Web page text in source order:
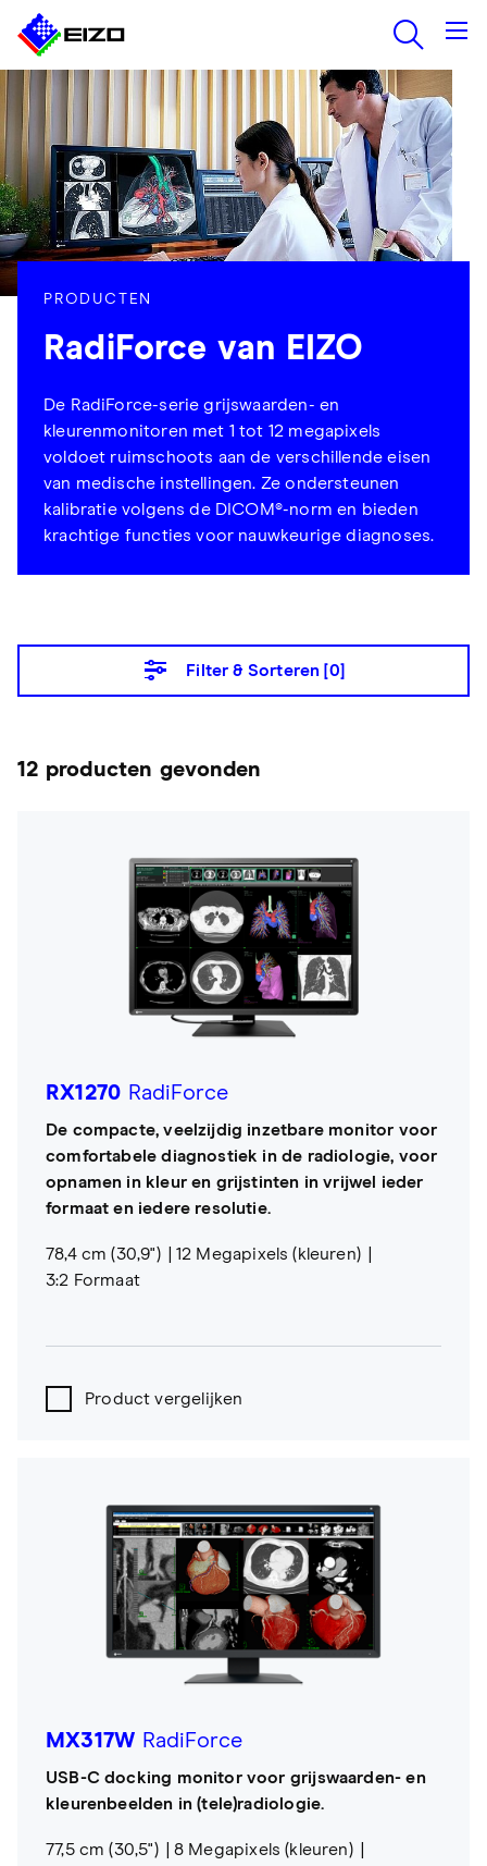
PRODUCTEN
RadiForce van EIZO
De RadiForce-serie grijswaarden- en
kleurenmonitoren met 1 tot 12 megapixels
voldoet ruimschoots aan de verschillende eisen
van medische instellingen. Ze ondersteunen
kalibratie volgens de DICOM®-norm en bieden
krachtige functies voor nauwkeurige diagnoses.
Filter & Sorteren [0]
12 producten gevonden
RX1270 RadiForce
De compacte, veelzijdig inzetbare monitor voor
comfortabele diagnostiek in de radiologie, voor
opnamen in kleur en grijstinten in vrijwel ieder
formaat en iedere resolutie.
78,4 cm (30,9")
12 Megapixels (kleuren)
3:2 Formaat
Product vergelijken
MX317W RadiForce
USB-C docking monitor voor grijswaarden- en
kleurenbeelden in (tele)radiologie.
77,5 cm (30,5")
8 Megapixels (kleuren)